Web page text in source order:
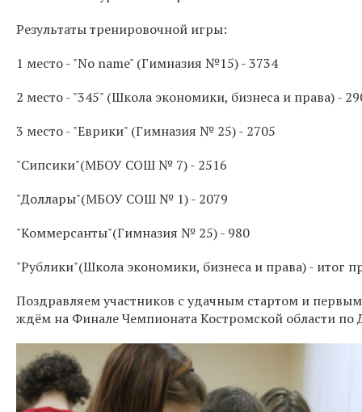
Результаты тренировочной игры:
1 место - "No name" (Гимназия №15) - 3734
2 место - "345" (Школа экономики, бизнеса и права) -
3 место - "Еврики" (Гимназия № 25) - 2705
"Сипсики"(МБОУ СОШ № 7) - 2516
"Доллары"(МБОУ СОШ № 1) - 2079
"Коммерсанты"(Гимназия № 25) - 980
"Рублики"(Школа экономики, бизнеса и права) - итог
Поздравляем участников с удачным стартом и
ждём на Финале Чемпионата Костромской области